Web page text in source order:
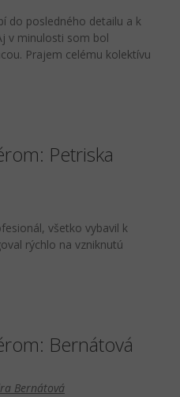
do posledného detailu a k
v minulosti som bol
Prajem celému kolektívu
Petriska
všetko vybavil k
rýchlo na vzniknutú
Bernátová
Bernátová